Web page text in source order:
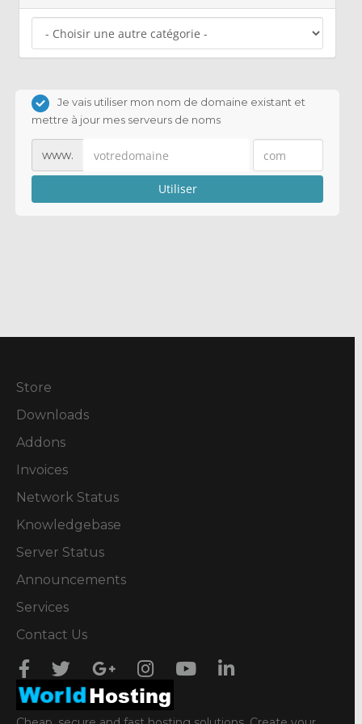
Je vais utiliser mon nom de domaine existant et
mettre à jour mes serveurs de noms
www.
Utiliser
Store
Downloads
Addons
Invoices
Network Status
Knowledgebase
Server Status
Announcements
Services
Contact Us